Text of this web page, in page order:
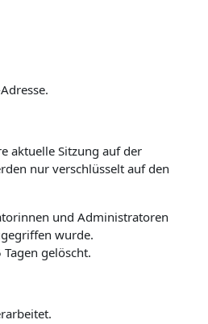
aktuelle Sitzung auf der
nur verschlüsselt auf den
und Administratoren
wurde.
gelöscht.